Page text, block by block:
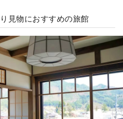
見物におすすめの旅館